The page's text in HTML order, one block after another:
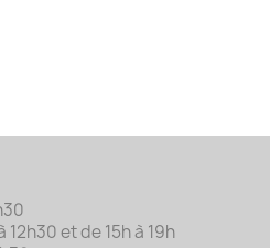
et de 15h à 19h